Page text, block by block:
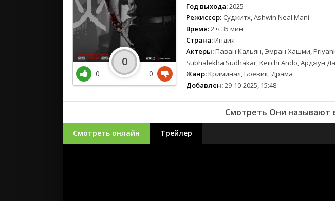
Год выхода:2025
Режиссер: Суджитх, Ashwin Neal Mani
Время:2 ч 35 мин
Страна:Индия
Актеры:Паван Кальян, Эмран Хашми,
Subhalekha Sudhakar, Keiichi Ando, Арджун
Жанр:Криминал, Боевик, Драма
Добавлен:29-10-2025, 15:48
0
0
0
Смотреть Они называют
Смотреть онлайн Трейлер